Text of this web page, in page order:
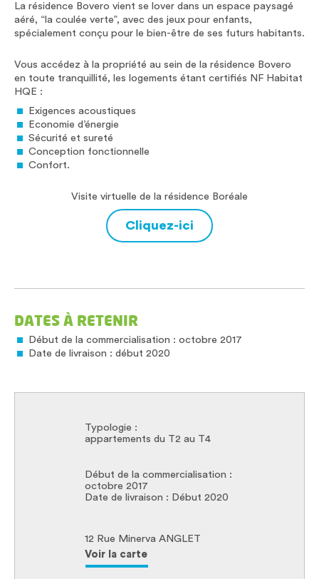
La résidence Bovero vient se lover dans un espace paysagé
aéré, “la coulée verte”, avec des jeux pour enfants,
spécialement conçu pour le bien-être de ses futurs habitants.
Vous accédez à la propriété au sein de la résidence Bovero
en toute tranquillité, les logements étant certifiés NF Habitat
HQE :
Exigences acoustiques
Economie d’énergie
Sécurité et sureté
Conception fonctionnelle
Confort.
Visite virtuelle de la résidence Boréale
Cliquez-ici
DATES À RETENIR
Début de la commercialisation : octobre 2017
Date de livraison : début 2020
Typologie :
appartements du T2 au T4
Début de la commercialisation :
octobre 2017
Date de livraison : Début 2020
12 Rue Minerva ANGLET
Voir la carte